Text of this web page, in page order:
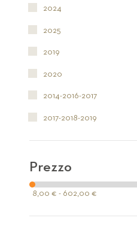
2024
2025
2019
2020
2014-2016-2017
2017-2018-2019
Prezzo
8,00 € - 602,00 €